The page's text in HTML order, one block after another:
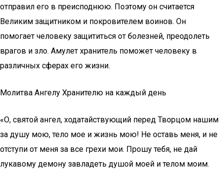
отправил его в преисподнюю. Поэтому он считается
Великим защитником и покровителем воинов. Он
помогает человеку защититься от болезней, преодолеть
врагов и зло. Амулет хранитель поможет человеку в
различных сферах его жизни.
Молитва Ангелу Хранителю на каждый день
«О, святой ангел, ходатайствующий перед Творцом нашим
за душу мою, тело мое и жизнь мою! Не оставь меня, и не
отступи от меня за все грехи мои. Прошу тебя, не дай
лукавому демону завладеть душой моей и телом моим.